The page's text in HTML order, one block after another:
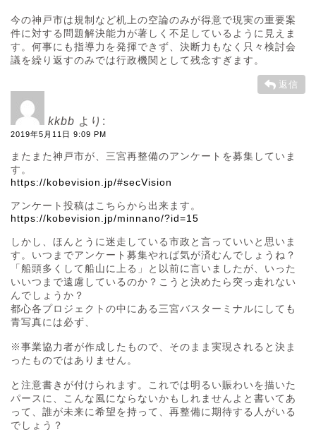
今の神戸市は規制など机上の空論のみが得意で現実の重要案
件に対する問題解決能力が著しく不足しているように見えま
す。何事にも指導力を発揮できず、決断力もなく只々検討会
議を繰り返すのみでは行政機関として残念すぎます。
返信
kkbb より:
2019年5月11日 9:09 PM
またまた神戸市が、三宮再整備のアンケートを募集していま
す。
https://kobevision.jp/#secVision
アンケート投稿はこちらから出来ます。
https://kobevision.jp/minnano/?id=15
しかし、ほんとうに迷走している市政と言っていいと思いま
す。いつまでアンケート募集やれば気が済むんでしょうね？
「船頭多くして船山に上る」と以前に言いましたが、いった
いいつまで遠慮しているのか？こうと決めたら突っ走れない
んでしょうか？
都心各プロジェクトの中にある三宮バスターミナルにしても
青写真には必ず、
※事業協力者が作成したもので、そのまま実現されると決ま
ったものではありません。
と注意書きが付けられます。これでは明るい賑わいを描いた
パースに、こんな風にならないかもしれませんよと書いてあ
って、誰が未来に希望を持って、再整備に期待する人がいる
でしょう？